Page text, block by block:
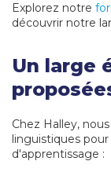
Explorez notre
découvrir notre
Un large
Chez Halley,
linguistiques
d'apprentissage :